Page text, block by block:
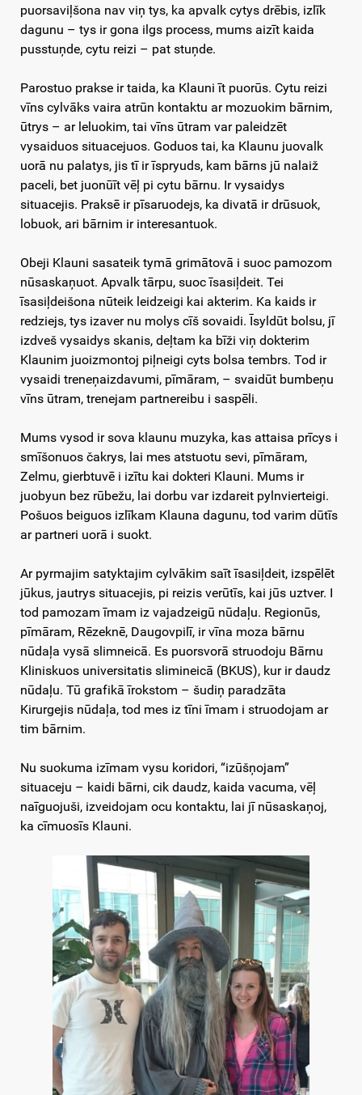
puorsaviļšona nav viņ tys, ka apvalk cytys drēbis, izlīk
dagunu – tys ir gona ilgs process, mums aizīt kaida
pusstuņde, cytu reizi – pat stuņde.
Parostuo prakse ir taida, ka Klauni īt puorūs. Cytu reizi
vīns cylvāks vaira atrūn kontaktu ar mozuokim bārnim,
ūtrys – ar leluokim, tai vīns ūtram var paleidzēt
vysaiduos situacejuos. Goduos tai, ka Klaunu juovalk
uorā nu palatys, jis tī ir īspryuds, kam bārns jū nalaiž
paceli, bet juonūīt vēļ pi cytu bārnu. Ir vysaidys
situacejis. Praksē ir pīsaruodejs, ka divatā ir drūsuok,
lobuok, ari bārnim ir interesantuok.
Obeji Klauni sasateik tymā grimātovā i suoc pamozom
nūsaskaņuot. Apvalk tārpu, suoc īsasiļdeit. Tei
īsasiļdeišona nūteik leidzeigi kai akterim. Ka kaids ir
redziejs, tys izaver nu molys cīš sovaidi. Īsyldūt bolsu, jī
izdveš vysaidys skanis, deļtam ka bīži viņ dokterim
Klaunim juoizmontoj piļneigi cyts bolsa tembrs. Tod ir
vysaidi treneņaizdavumi, pīmāram, – svaidūt bumbeņu
vīns ūtram, trenejam partnereibu i saspēli.
Mums vysod ir sova klaunu muzyka, kas attaisa prīcys i
smīšonuos čakrys, lai mes atstuotu sevi, pīmāram,
Zelmu, gierbtuvē i izītu kai dokteri Klauni. Mums ir
juobyun bez rūbežu, lai dorbu var izdareit pylnvierteigi.
Pošuos beiguos izlīkam Klauna dagunu, tod varim dūtīs
ar partneri uorā i suokt.
Ar pyrmajim satyktajim cylvākim saīt īsasiļdeit, izspēlēt
jūkus, jautrys situacejis, pi reizis verūtīs, kai jūs uztver. I
tod pamozam īmam iz vajadzeigū nūdaļu. Regionūs,
pīmāram, Rēzeknē, Daugovpilī, ir vīna moza bārnu
nūdaļa vysā slimneicā. Es puorsvorā struodoju Bārnu
Kliniskuos universitatis slimineicā (BKUS), kur ir daudz
nūdaļu. Tū grafikā īrokstom – šudiņ paradzāta
Kirurgejis nūdaļa, tod mes iz tīni īmam i struodojam ar
tim bārnim.
Nu suokuma izīmam vysu koridori, “izūšņojam”
situaceju – kaidi bārni, cik daudz, kaida vacuma, vēļ
naīguojuši, izveidojam ocu kontaktu, lai jī nūsaskaņoj,
ka cīmuosīs Klauni.